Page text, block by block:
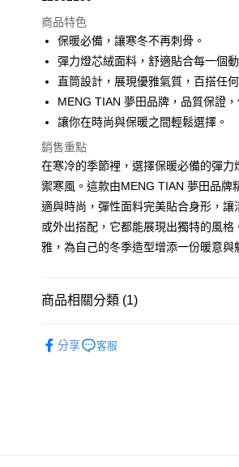
ATM付款
運送方式
全家取貨付款
免運費
付款後全家取貨
免運費
7-11取貨付款
免運費
免運費
免運費
商品特色
保暖必備，讓寒冬不再刺骨。
彈力燈芯絨面料，舒適貼合每一個動
直筒設計，展現優雅氣質，百搭任何
MENG TIAN 夢田品牌，品質保證，
讓你在時尚與保暖之間輕鬆選擇。
銷售重點
在寒冷的季節裡，選擇保暖必備的彈
禦寒風。這款由MENG TIAN 夢田品牌
適與時尚，彈性面料完美貼合身形，讓
或外出搭配，它都能展現出獨特的風格
雅，為自己的冬季造型增添一份暖意與
商品相關分類 (1)
分享
客服